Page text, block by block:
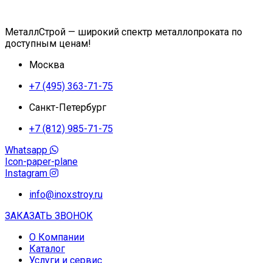
МеталлСтрой — широкий спектр металлопроката по
доступным ценам!
Москва
+7 (495) 363-71-75
Санкт-Петербург
+7 (812) 985-71-75
Whatsapp
Icon-paper-plane
Instagram
info@inoxstroy.ru
ЗАКАЗАТЬ ЗВОНОК
О Компании
Каталог
Услуги и сервис